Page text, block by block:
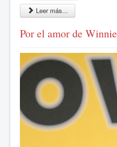
Leer más...
Por el amor de Winnie